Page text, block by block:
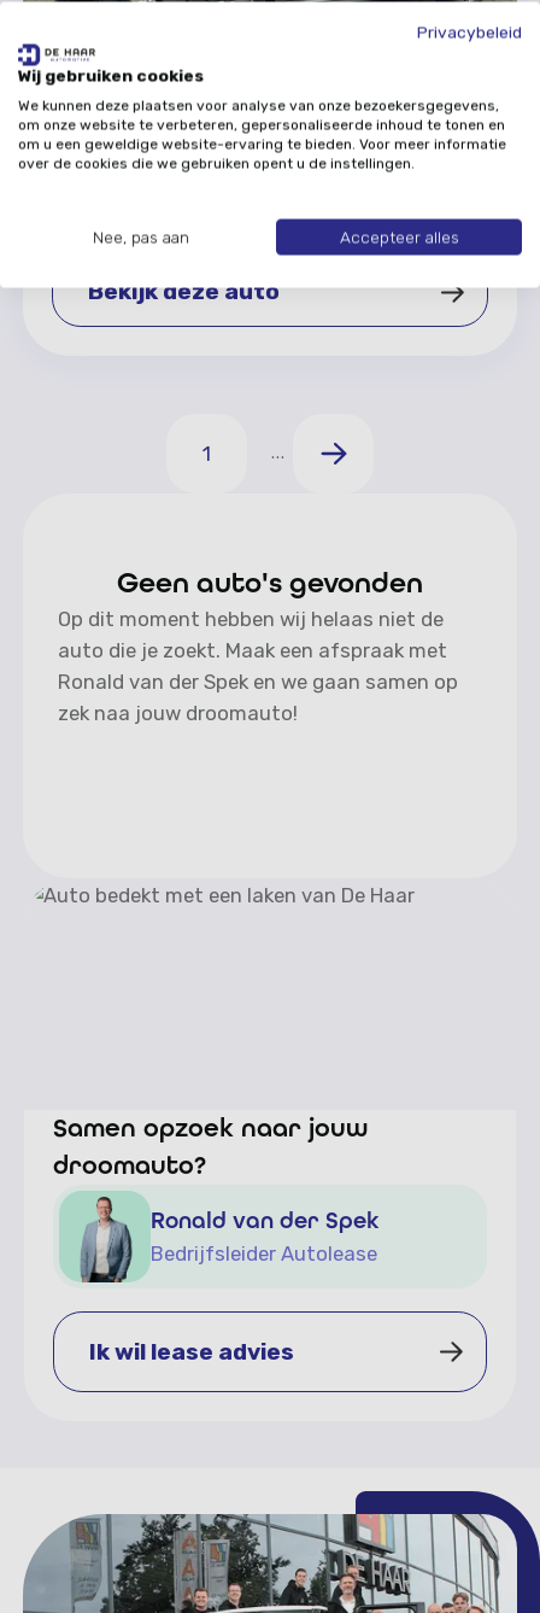
Skoda FABIA
1.0 MPI Monte Carlo - Sportstoelen - Stoelverwarming
- Carplay
Handgeschakeld
Benzine
vanaf
Prijs o.b.v. 60 maanden & 10.000 km/pj
Bekijk deze auto
1 ...
Geen auto's gevonden
Op dit moment hebben wij helaas niet de
auto die je zoekt. Maak een afspraak met
Ronald van der Spek en we gaan samen op
zek naa jouw droomauto!
Samen opzoek naar jouw
droomauto?
Ronald van der Spek
Bedrijfsleider Autolease
Ik wil lease advies
Privacybeleid
Wij gebruiken cookies
We kunnen deze plaatsen voor analyse van onze bezoekersgegevens,
om onze website te verbeteren, gepersonaliseerde inhoud te tonen en
om u een geweldige website-ervaring te bieden. Voor meer informatie
over de cookies die we gebruiken opent u de instellingen.
Nee, pas aan Accepteer alles